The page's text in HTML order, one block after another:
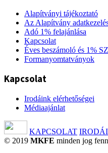
Alapítványi tájékoztató
Az Alapítvány
Adó 1% felajánlása
Kapcsolat
Éves beszámoló és 1%
Formanyomtatványok
Kapcsolat
Irodáink elérhetőségei
Médiaajánlat
KAPCSOLAT
© 2019 MKFE minden jog